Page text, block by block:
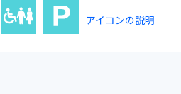
アイコンの説明